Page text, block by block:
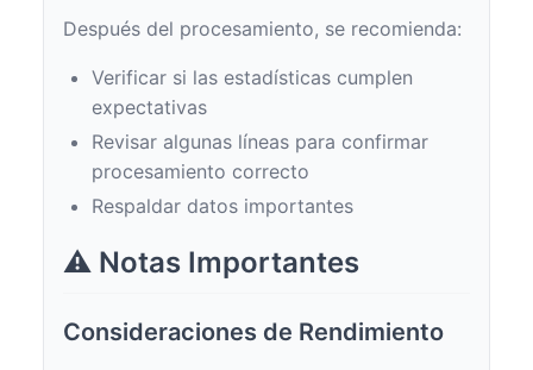
Después del procesamiento, se recomienda:
Verificar si las estadísticas cumplen
expectativas
Revisar algunas líneas para confirmar
procesamiento correcto
Respaldar datos importantes
⚠️ Notas Importantes
Consideraciones de Rendimiento